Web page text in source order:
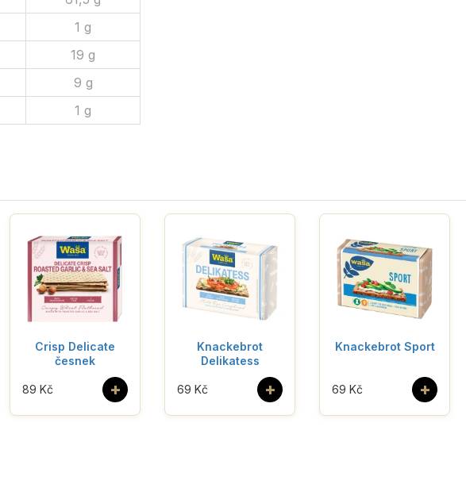
1 g
19 g
9 g
1 g
Crisp Delicate
česnek
+
89 Kč
Knackebrot
Delikatess
+
69 Kč
Knackebrot Sport
+
69 Kč